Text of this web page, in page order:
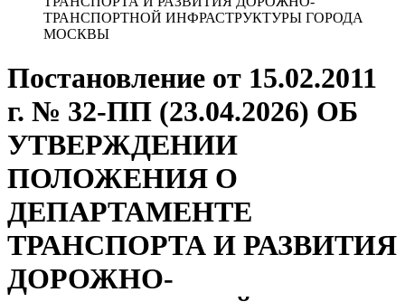
ТРАНСПОРТНОЙ ИНФРАСТРУКТУРЫ ГОРОДА
МОСКВЫ
Постановление от 15.02.2011
г. № 32-ПП (23.04.2026) ОБ
УТВЕРЖДЕНИИ
ПОЛОЖЕНИЯ О
ДЕПАРТАМЕНТЕ
ТРАНСПОРТА И РАЗВИТИЯ
ДОРОЖНО-